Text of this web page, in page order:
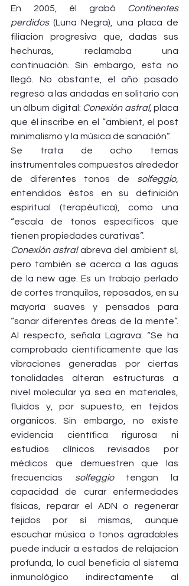
En 2005, él grabó Continentes
perdidos (Luna Negra), una placa de
filiación progresiva que, dadas sus
hechuras, reclamaba una
continuación. Sin embargo, esta no
llegó. No obstante, el año pasado
regresó a las andadas en solitario con
un álbum digital: Conexión astral, placa
que él inscribe en el “ambient, el post
minimalismo y la música de sanación”.
Se trata de ocho temas
instrumentales compuestos alrededor
de diferentes tonos de solfeggio,
entendidos éstos en su definición
espiritual (terapéutica), como una
“escala de tonos específicos que
tienen propiedades curativas”.
Conexión astral abreva del ambient sí,
pero también se acerca a las aguas
de la new age. Es un trabajo perlado
de cortes tranquilos, reposados, en su
mayoría suaves y pensados para
“sanar diferentes áreas de la mente”.
Al respecto, señala Lagrava: “Se ha
comprobado científicamente que las
vibraciones generadas por ciertas
tonalidades alteran estructuras a
nivel molecular ya sea en materiales,
fluidos y, por supuesto, en tejidos
orgánicos. Sin embargo, no existe
evidencia científica rigurosa ni
estudios clínicos revisados por
médicos que demuestren que las
frecuencias solfeggio tengan la
capacidad de curar enfermedades
físicas, reparar el ADN o regenerar
tejidos por sí mismas, aunque
escuchar música o tonos agradables
puede inducir a estados de relajación
profunda, lo cual beneficia al sistema
inmunológico indirectamente al